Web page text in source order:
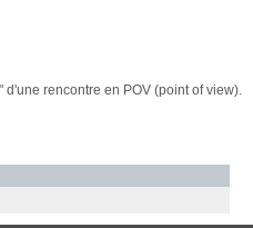
d'une rencontre en POV (point of view).